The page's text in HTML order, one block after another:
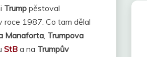
Trump pěstoval
roce 1987. Co tam dělal
Manaforta, Trumpova
StB a na Trumpův